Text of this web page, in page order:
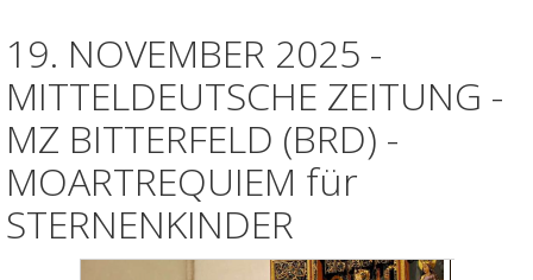
19. NOVEMBER 2025 -
MITTELDEUTSCHE ZEITUNG -
MZ BITTERFELD (BRD) -
MOARTREQUIEM für
STERNENKINDER